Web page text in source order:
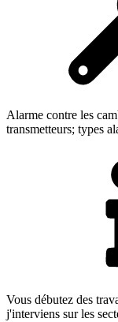
Alarme contre les
transmetteurs; types
Vous débutez des
j'interviens sur les